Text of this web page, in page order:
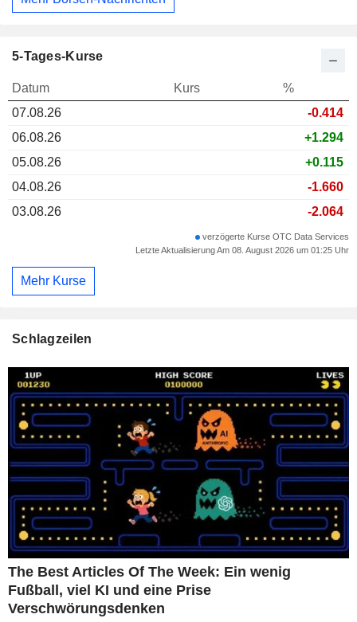
5-Tages-Kurse
Datum Kurs
%
07.08.26
-0.414
06.08.26
+1.294
05.08.26
+0.115
04.08.26
-1.660
03.08.26
-2.064
verzögerte Kurse OTC Data Services
Letzte Aktualisierung Am 08. August 2026 um 01:25 Uhr
Mehr Kurse
Schlagzeilen
The Best Articles Of The Week: Ein wenig
Fußball, viel KI und eine Prise
Verschwörungsdenken